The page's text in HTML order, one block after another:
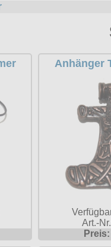
Anhänger
Art.-